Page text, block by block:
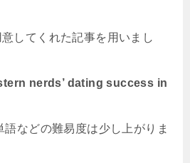
してくれた記事を用いまし
nerds’ dating success in
などの難易度は少し上がりま